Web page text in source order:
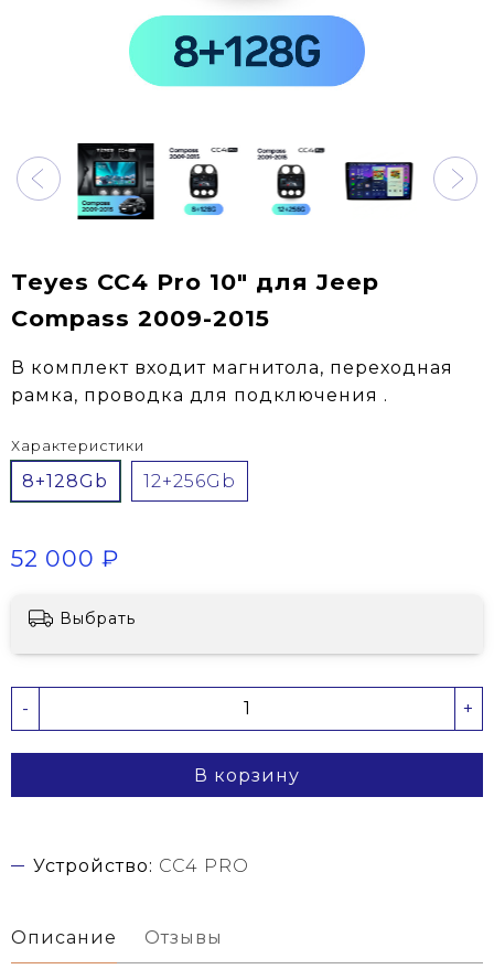
Teyes CC4 Pro 10" для Jeep
Compass 2009-2015
В комплект входит магнитола, переходная
рамка, проводка для подключения .
Характеристики
8+128Gb 12+256Gb
52 000 ₽
Выбрать
- +
В корзину
Устройство: CC4 PRO
Описание Отзывы